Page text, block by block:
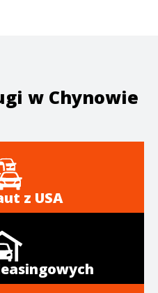
w Chynowie
z USA